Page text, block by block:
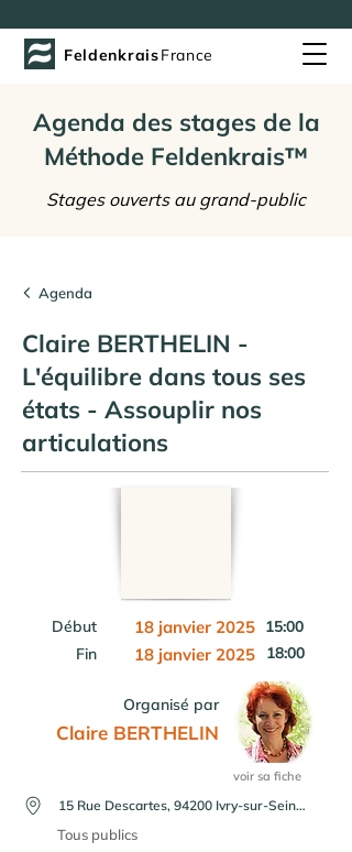
FeldenkraisFrance
Agenda des stages de la
Méthode Feldenkrais™
Stages ouverts au grand-public
Agenda
Claire BERTHELIN -
L'équilibre dans tous ses
états - Assouplir nos
articulations
Début 18 janvier 2025 15:00
Fin
18 janvier 2025 18:00
Organisé par
Claire BERTHELIN
voir sa fiche
15 Rue Descartes, 94200 Ivry-sur-Seine, France ou en visio
Tous publics